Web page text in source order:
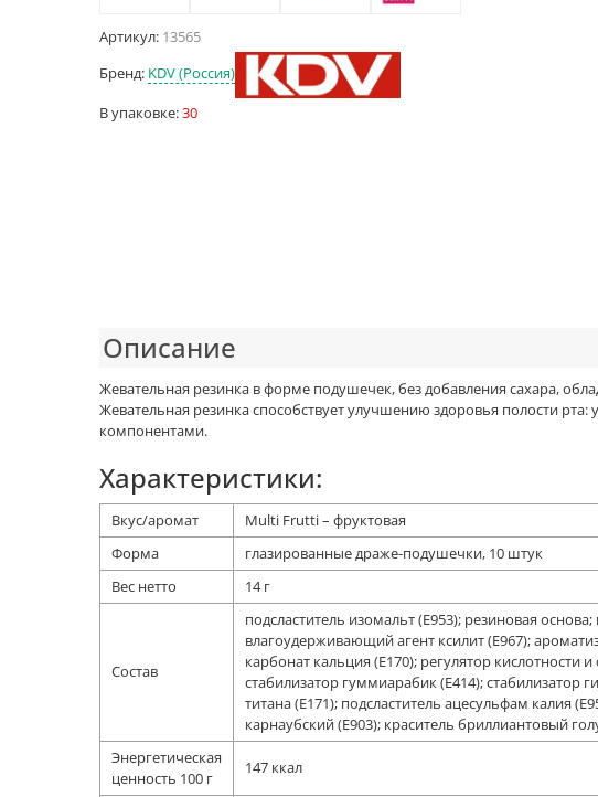
Артикул: 13565
Бренд: KDV (Россия)
В упаковке:30
Описание
Жевательная резинка в форме подушечек, без добавления сахара,
Жевательная резинка способствует улучшению здоровья полости
компонентами.
Характеристики:
Вкус/аромат
Multi Frutti – фруктовая
Форма
глазированные драже-подушечки, 10 штук
Вес нетто
14 г
Состав
подсластитель изомальт (Е953); резиновая
влагоудерживающий агент ксилит (Е967);
карбонат кальция (Е170); регулятор кислотности
стабилизатор гуммиарабик (Е414); стабилизатор
титана (Е171); подсластитель ацесульфам калия
карнаубский (Е903); краситель бриллиантовый
Энергетическая
ценность 100 г
147 ккал